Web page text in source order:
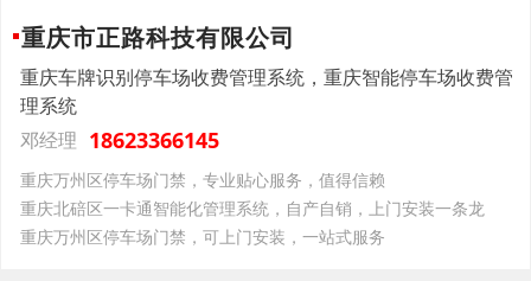
重庆市正路科技有限公司
重庆车牌识别停车场收费管理系统，重庆智能停车场收费管
理系统
邓经理 18623366145
重庆万州区停车场门禁，专业贴心服务，值得信赖
重庆北碚区一卡通智能化管理系统，自产自销，上门安装一条龙
重庆万州区停车场门禁，可上门安装，一站式服务